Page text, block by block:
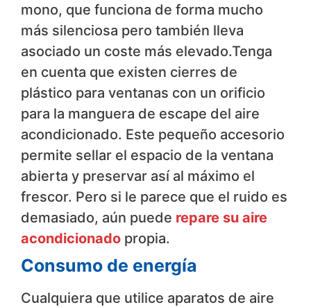
mono, que funciona de forma mucho
más silenciosa pero también lleva
asociado un coste más elevado.Tenga
en cuenta que existen cierres de
plástico para ventanas con un orificio
para la manguera de escape del aire
acondicionado. Este pequeño accesorio
permite sellar el espacio de la ventana
abierta y preservar así al máximo el
frescor. Pero si le parece que el ruido es
demasiado, aún puede repare su aire
acondicionado propia.
Consumo de energía
Cualquiera que utilice aparatos de aire